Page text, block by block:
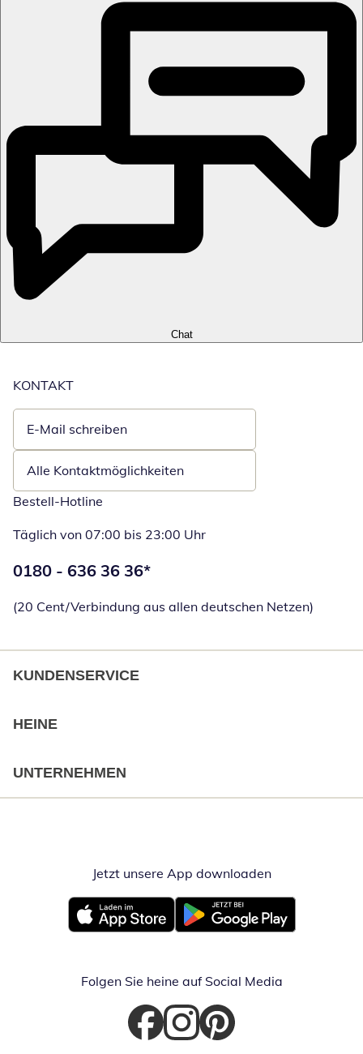
Chat
KONTAKT
E-Mail schreiben
Öffnet E-Mail-Client
Alle Kontaktmöglichkeiten
Bestell-Hotline
Täglich von 07:00 bis 23:00 Uhr
Telefonnummer:
0180 - 636 36 36*
(20 Cent/Verbindung aus allen deutschen Netzen)
KUNDENSERVICE
HEINE
UNTERNEHMEN
Jetzt unsere App downloadenÖffnet in
Öffnet in neuem FensterÖffnet in neuem Fenster
Folgen Sie heine auf Social Media
Öffnet in neuem Fenster
Öffnet in neuem Fenster
Öffnet in neuem Fenster